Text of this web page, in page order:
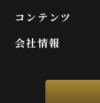
コンテンツ
会社情報